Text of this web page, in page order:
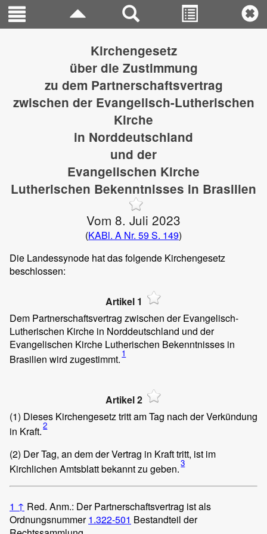
Kirchengesetz
über die Zustimmung
zu dem Partnerschaftsvertrag
zwischen der Evangelisch-Lutherischen
Kirche
in Norddeutschland
und der
Evangelischen Kirche
Lutherischen Bekenntnisses in Brasilien
Vom 8. Juli 2023
(KABl. A Nr. 59 S. 149)
Die Landessynode hat das folgende Kirchengesetz
beschlossen:
Artikel 1
Dem Partnerschaftsvertrag zwischen der Evangelisch-
Lutherischen Kirche in Norddeutschland und der
Evangelischen Kirche Lutherischen Bekenntnisses in
Brasilien wird zugestimmt. 1
Artikel 2
(1) Dieses Kirchengesetz tritt am Tag nach der Verkündung
in Kraft.2
(2) Der Tag, an dem der Vertrag in Kraft tritt, ist im
Kirchlichen Amtsblatt bekannt zu geben.3
1 ↑ Red. Anm.: Der Partnerschaftsvertrag ist als
Ordnungsnummer1.322-501 Bestandteil der